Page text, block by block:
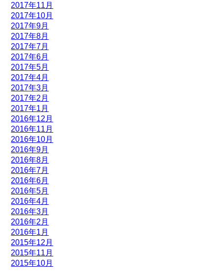
2017年11月
2017年10月
2017年9月
2017年8月
2017年7月
2017年6月
2017年5月
2017年4月
2017年3月
2017年2月
2017年1月
2016年12月
2016年11月
2016年10月
2016年9月
2016年8月
2016年7月
2016年6月
2016年5月
2016年4月
2016年3月
2016年2月
2016年1月
2015年12月
2015年11月
2015年10月